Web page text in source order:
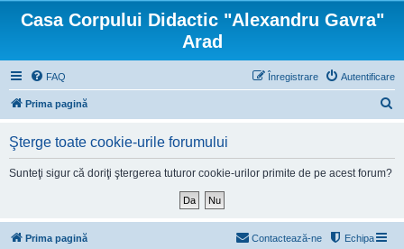
Casa Corpului Didactic "Alexandru Gavra"
Arad
FAQ Autentificare
Înregistrare
Prima pagină
Şterge toate cookie-urile forumului
Sunteţi sigur că doriţi ştergerea tuturor cookie-urilor primite de pe acest forum?
Prima pagină Echipa
Contactează-ne